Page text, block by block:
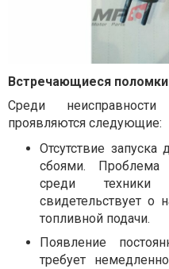
Встречающиеся
Среди
проявляются следующие:
Отсутствие запуска
сбоями. Проблема
среди
свидетельствует о
топливной подачи.
Появление
требует